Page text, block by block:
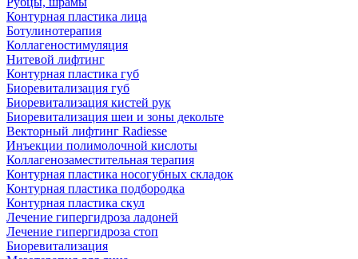
Контурная пластика лица
Ботулинотерапия
Коллагеностимуляция
Нитевой лифтинг
Контурная пластика губ
Биоревитализация губ
Биоревитализация кистей рук
Биоревитализация шеи и зоны декольте
Векторный лифтинг Radiesse
Инъекции полимолочной кислоты
Коллагенозаместительная терапия
Контурная пластика носогубных складок
Контурная пластика подбородка
Контурная пластика скул
Лечение гипергидроза ладоней
Лечение гипергидроза стоп
Биоревитализация